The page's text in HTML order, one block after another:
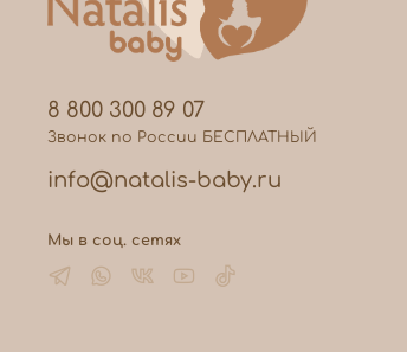
8 800 300 89 07
Звонок по России БЕСПЛАТНЫЙ
info@natalis-baby.ru
Мы в соц. сетях